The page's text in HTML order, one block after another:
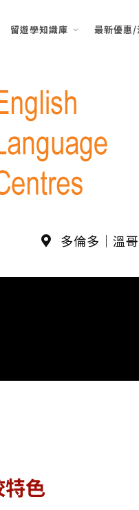
留遊學知識庫 最新優惠/
多倫多｜溫
特色